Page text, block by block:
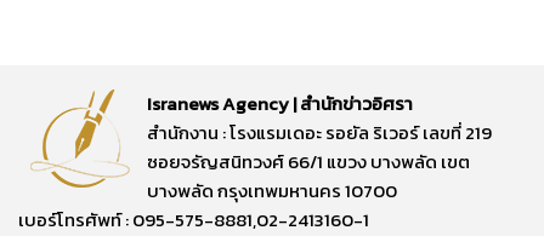
Isranews Agency | สำนักข่าวอิศรา
สำนักงาน : โรงแรมเดอะ รอยัล ริเวอร์ เลขที่ 219
ซอยจรัญสนิทวงศ์ 66/1 แขวง บางพลัด เขต
บางพลัด กรุงเทพมหานคร 10700
เบอร์โทรศัพท์ : 095-575-8881,02-2413160-1